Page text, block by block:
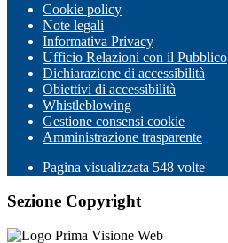
Cookie policy
Note legali
Informativa Privacy
Ufficio Relazioni con il Pubblico
Dichiarazione di accessibilità
Obiettivi di accessibilità
Whistleblowing
Gestione consensi cookie
Amministrazione trasparente
Pagina visualizzata 548 volte
Sezione Copyright